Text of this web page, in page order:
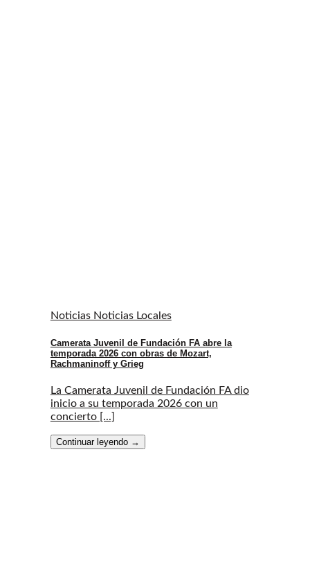
Noticias Noticias Locales
Camerata Juvenil de Fundación FA abre la
temporada 2026 con obras de Mozart,
Rachmaninoff y Grieg
La Camerata Juvenil de Fundación FA dio
inicio a su temporada 2026 con un
concierto [...]
Continuar leyendo →